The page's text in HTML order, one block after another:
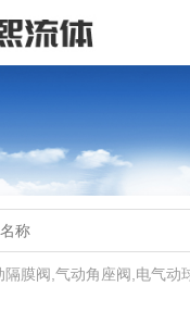
隔膜阀,气动角座阀,电气动